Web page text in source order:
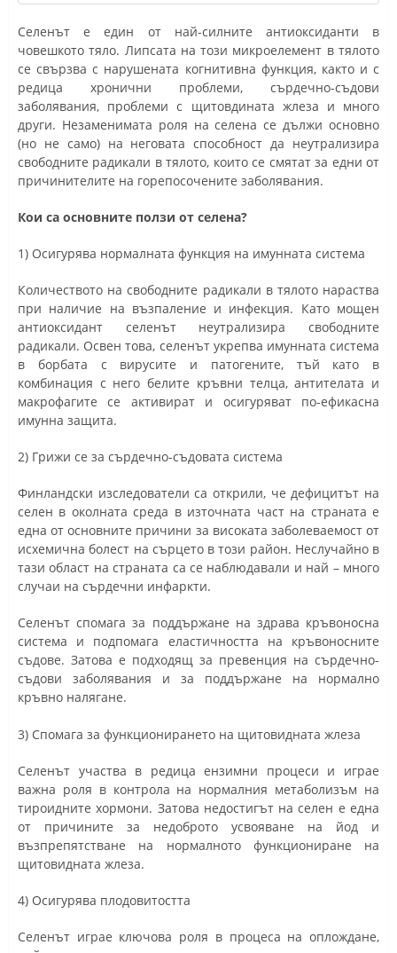
Селенът е един от най-силните антиоксиданти в
човешкото тяло. Липсата на този микроелемент в тялото
се свързва с нарушената когнитивна функция, както и с
редица хронични проблеми, сърдечно-съдови
заболявания, проблеми с щитовдината жлеза и много
други. Незаменимата роля на селена се дължи основно
(но не само) на неговата способност да неутрализира
свободните радикали в тялото, които се смятат за едни от
причинителите на горепосочените заболявания.
Кои са основните ползи от селена?
1) Осигурява нормалната функция на имунната система
Количеството на свободните радикали в тялото нараства
при наличие на възпаление и инфекция. Като мощен
антиоксидант селенът неутрализира свободните
радикали. Освен това, селенът укрепва имунната система
в борбата с вирусите и патогените, тъй като в
комбинация с него белите кръвни телца, антителата и
макрофагите се активират и осигуряват по-ефикасна
имунна защита.
2) Грижи се за сърдечно-съдовата система
Финландски изследователи са открили, че дефицитът на
селен в околната среда в източната част на страната е
една от основните причини за високата заболеваемост от
исхемична болест на сърцето в този район. Неслучайно в
тази област на страната са се наблюдавали и най – много
случаи на сърдечни инфаркти.
Селенът спомага за поддържане на здрава кръвоносна
система и подпомага еластичността на кръвоносните
съдове. Затова е подходящ за превенция на сърдечно-
съдови заболявания и за поддържане на нормално
кръвно налягане.
3) Спомага за функционирането на щитовидната жлеза
Селенът участва в редица ензимни процеси и играе
важна роля в контрола на нормалния метаболизъм на
тироидните хормони. Затова недостигът на селен е една
от причините за недоброто усвояване на йод и
възпрепятстване на нормалното функциониране на
щитовидната жлеза.
4) Осигурява плодовитостта
Селенът играе ключова роля в процеса на оплождане,